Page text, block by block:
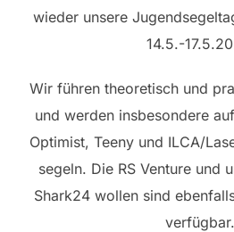
wieder unsere
14.5.-
Wir führen theoretisch und
und werden insbesondere
Optimist, Teeny und ILCA/
segeln. Die RS Venture und
Shark24 wollen sind
verfügbar.